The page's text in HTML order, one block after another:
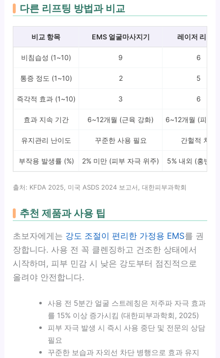
다른 리프팅 방법과 비교
비교 항목 EMS 얼굴마사지기 레이저 리프팅
비침습성 (1~10) 9 6
통증 정도 (1~10) 2 5
즉각적 효과 (1~10) 3 6
효과 지속 기간 6~12개월 (근육 강화) 6~12개월 (피부
유지관리 난이도 꾸준한 사용 필요 간헐적 치료
부작용 발생률 (%) 2% 미만 (피부 자극 위주) 5% 내외 (홍반,
출처: KFDA 2025, 미국 ASDS 2024 보고서, 대한피부과학회
추천 제품과 사용 팁
초보자에게는 강도 조절이 편리한 가정용 EMS를 권
장합니다. 사용 전 꼭 클렌징하고 건조한 상태에서
시작하며, 피부 민감 시 낮은 강도부터 점진적으로
올려야 안전합니다.
사용 전 5분간 얼굴 스트레칭은 저주파 자극 효과
를 15% 이상 증가시킴 (대한피부과학회, 2025)
피부 자극 발생 시 즉시 사용 중단 및 전문의 상담
필요
꾸준한 보습과 자외선 차단 병행으로 효과 유지